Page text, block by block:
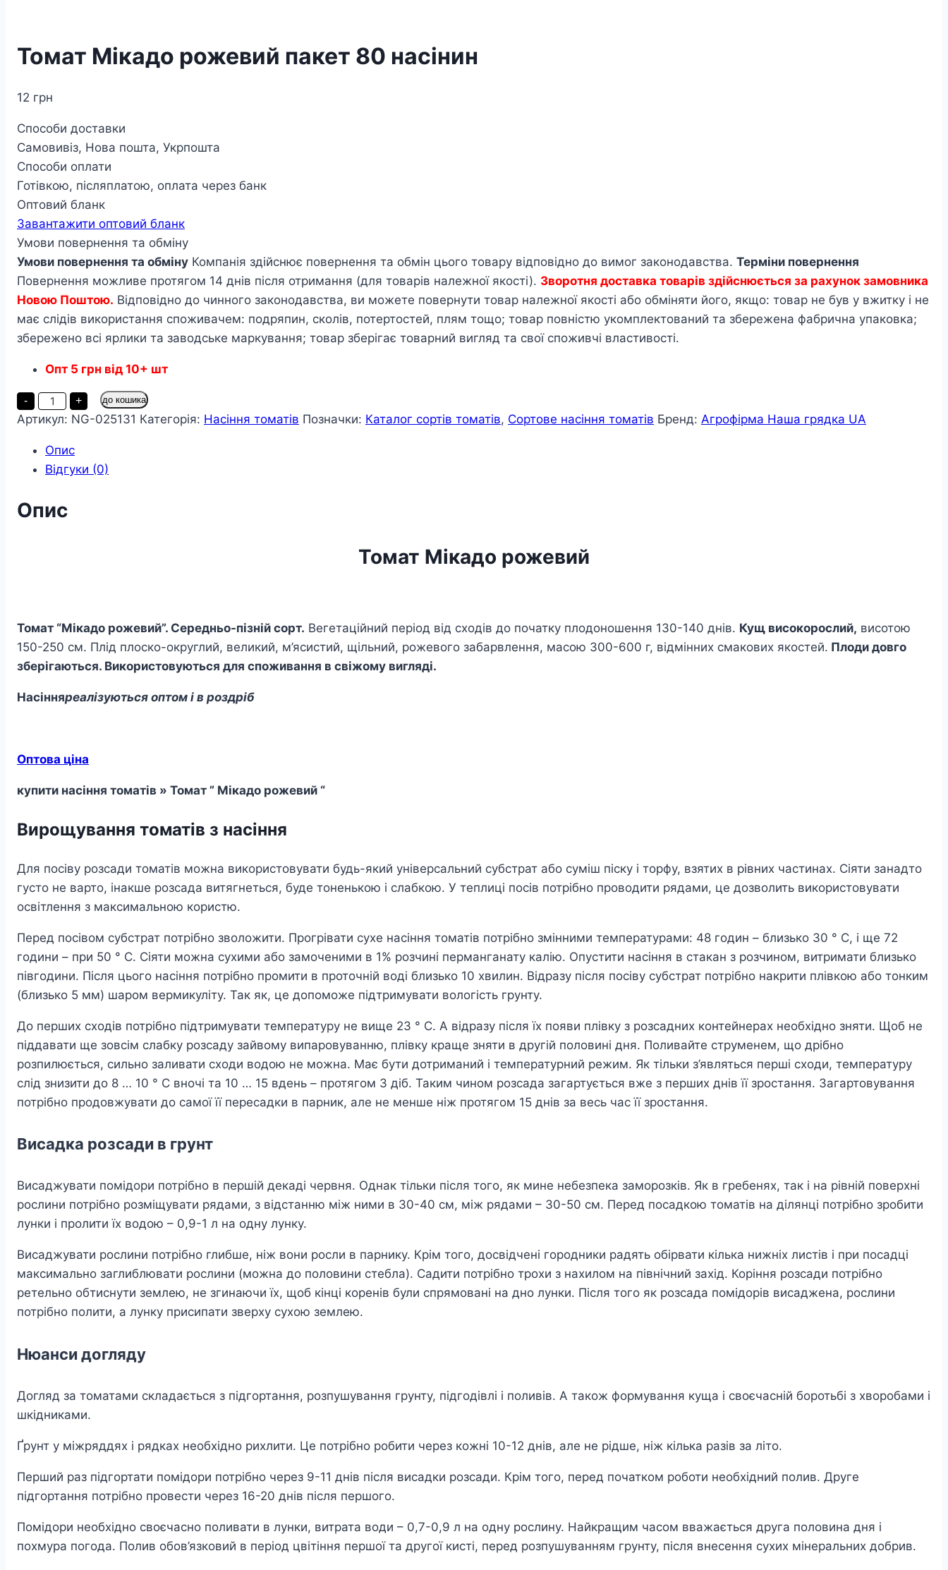
Томат Мікадо рожевий пакет 80 насінин
12 грн
Способи доставки
Самовивіз, Нова пошта, Укрпошта
Способи оплати
Готівкою, післяплатою, оплата через банк
Оптовий бланк
Завантажити оптовий бланк
Умови повернення та обміну
Умови повернення та обміну Компанія здійснює повернення та обмін цього товару відповідно до вимог законодавства. Терміни повернення
Повернення можливе протягом 14 днів після отримання (для товарів належної якості). Зворотня доставка товарів здійснюється за рахунок замовника
Новою Поштою. Відповідно до чинного законодавства, ви можете повернути товар належної якості або обміняти його, якщо: товар не був у вжитку і не
має слідів використання споживачем: подряпин, сколів, потертостей, плям тощо; товар повністю укомплектований та збережена фабрична упаковка;
збережено всі ярлики та заводське маркування; товар зберігає товарний вигляд та свої споживчі властивості.
Опт 5 грн від 10+ шт
-
Томат
Мікадо
рожевий
80
насінин
кількість
+ до кошика
Артикул: NG-025131 Категорія: Насіння томатів Позначки: Каталог сортів томатів, Сортове насіння томатів Бренд: Агрофірма Наша грядка UA
Опис
Відгуки (0)
Опис
Томат Мікадо рожевий
Томат “Мікадо рожевий”. Середньо-пізній сорт. Вегетаційний період від сходів до початку плодоношення 130-140 днів. Кущ високорослий, висотою
150-250 см. Плід плоско-округлий, великий, м’ясистий, щільний, рожевого забарвлення, масою 300-600 г, відмінних смакових якостей. Плоди довго
зберігаються. Використовуються для споживання в свіжому вигляді.
Насінняреалізуються оптом і в роздріб
Оптова ціна
купити насіння томатів » Томат ” Мікадо рожевий “
Вирощування томатів з насіння
Для посіву розсади томатів можна використовувати будь-який універсальний субстрат або суміш піску і торфу, взятих в рівних частинах. Сіяти занадто
густо не варто, інакше розсада витягнеться, буде тоненькою і слабкою. У теплиці посів потрібно проводити рядами, це дозволить використовувати
освітлення з максимальною користю.
Перед посівом субстрат потрібно зволожити. Прогрівати сухе насіння томатів потрібно змінними температурами: 48 годин – близько 30 ° С, і ще 72
години – при 50 ° С. Сіяти можна сухими або замоченими в 1% розчині перманганату калію. Опустити насіння в стакан з розчином, витримати близько
півгодини. Після цього насіння потрібно промити в проточній воді близько 10 хвилин. Відразу після посіву субстрат потрібно накрити плівкою або тонким
(близько 5 мм) шаром вермикуліту. Так як, це допоможе підтримувати вологість грунту.
До перших сходів потрібно підтримувати температуру не вище 23 ° С. А відразу після їх появи плівку з розсадних контейнерах необхідно зняти. Щоб не
піддавати ще зовсім слабку розсаду зайвому випаровуванню, плівку краще зняти в другій половині дня. Поливайте струменем, що дрібно
розпилюється, сильно заливати сходи водою не можна. Має бути дотриманий і температурний режим. Як тільки з’являться перші сходи, температуру
слід знизити до 8 … 10 ° С вночі та 10 … 15 вдень – протягом 3 діб. Таким чином розсада загартується вже з перших днів її зростання. Загартовування
потрібно продовжувати до самої її пересадки в парник, але не менше ніж протягом 15 днів за весь час її зростання.
Висадка розсади в грунт
Висаджувати помідори потрібно в першій декаді червня. Однак тільки після того, як мине небезпека заморозків. Як в гребенях, так і на рівній поверхні
рослини потрібно розміщувати рядами, з відстанню між ними в 30-40 см, між рядами – 30-50 см. Перед посадкою томатів на ділянці потрібно зробити
лунки і пролити їх водою – 0,9-1 л на одну лунку.
Висаджувати рослини потрібно глибше, ніж вони росли в парнику. Крім того, досвідчені городники радять обірвати кілька нижніх листів і при посадці
максимально заглиблювати рослини (можна до половини стебла). Садити потрібно трохи з нахилом на північний захід. Коріння розсади потрібно
ретельно обтиснути землею, не згинаючи їх, щоб кінці коренів були спрямовані на дно лунки. Після того як розсада помідорів висаджена, рослини
потрібно полити, а лунку присипати зверху сухою землею.
Нюанси догляду
Догляд за томатами складається з підгортання, розпушування грунту, підгодівлі і поливів. А також формування куща і своєчасній боротьбі з хворобами і
шкідниками.
Ґрунт у міжряддях і рядках необхідно рихлити. Це потрібно робити через кожні 10-12 днів, але не рідше, ніж кілька разів за літо.
Перший раз підгортати помідори потрібно через 9-11 днів після висадки розсади. Крім того, перед початком роботи необхідний полив. Друге
підгортання потрібно провести через 16-20 днів після першого.
Помідори необхідно своєчасно поливати в лунки, витрата води – 0,7-0,9 л на одну рослину. Найкращим часом вважається друга половина дня і
похмура погода. Полив обов’язковий в період цвітіння першої та другої кисті, перед розпушуванням грунту, після внесення сухих мінеральних добрив.